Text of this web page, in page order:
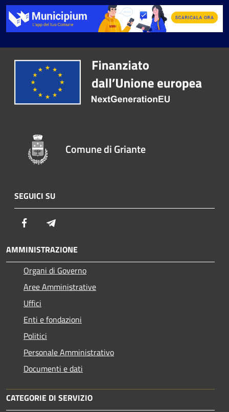
Comune di Griante
SEGUICI SU
Facebook
AMMINISTRAZIONE
Organi di Governo
Aree Amministrative
Uffici
Enti e fondazioni
Politici
Personale Amministrativo
Documenti e dati
CATEGORIE DI SERVIZIO